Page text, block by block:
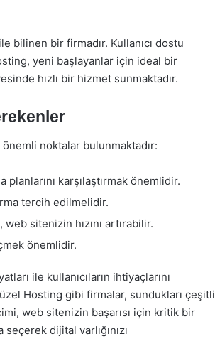
bilinen bir firmadır. Kullanıcı dostu
yeni başlayanlar için ideal bir
hızlı bir hizmet sunmaktadır.
noktalar bulunmaktadır:
planlarını karşılaştırmak önemlidir.
tercih edilmelidir.
sitenizin hızını artırabilir.
önemlidir.
ile kullanıcıların ihtiyaçlarını
Hosting gibi firmalar, sundukları çeşitli
web sitenizin başarısı için kritik bir
dijital varlığınızı